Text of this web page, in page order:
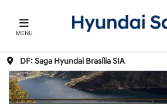
MENU
DF: Saga Hyundai Brasília SIA